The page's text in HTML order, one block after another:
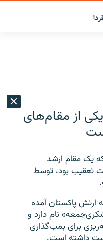
از مقام‌های
یک مقام‌ ارشد
تعقیب بود، توسط
ارتش پاکستان آمده
نام دارد و
برای بمب‌گذاری